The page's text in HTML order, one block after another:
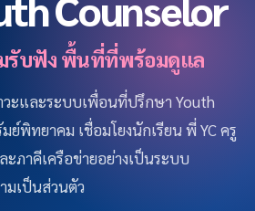
รับฟัง พื้นที่ที่พร้อมดูแล
ะและระบบเพื่อนที่ปรึกษา Youth
มย์พิทยาคม เชื่อมโยงนักเรียน พี่ YC ครู
ภาคีเครือข่ายอย่างเป็นระบบ
มเป็นส่วนตัว